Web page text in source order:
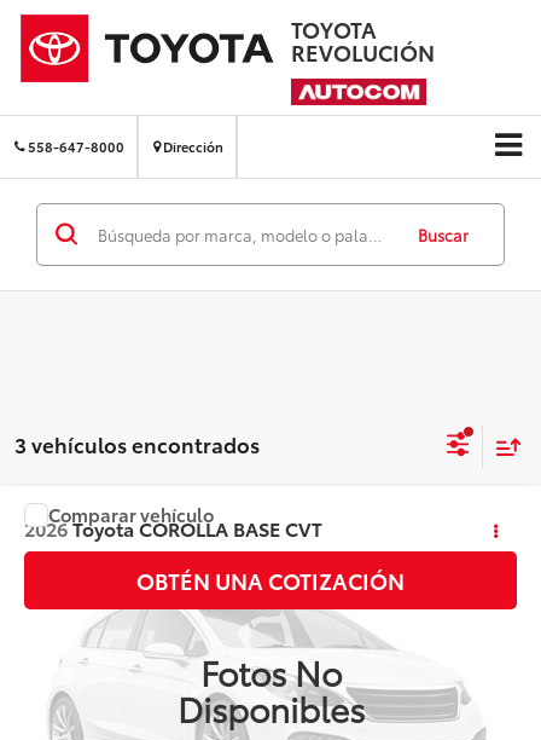
TOYOTA
REVOLUCIÓN
558-647-8000 Dirección
Buscar
3 vehículos encontrados
Fotos No
Disponibles
2026ToyotaCOROLLA BASE CVT
Disponible
Precio: Llámanos para Obtener el Precio
OBTÉN UNA COTIZACIÓN
Comparar vehículo